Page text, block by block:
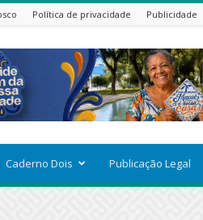
Política de privacidade Publicidade
Caderno Dois Publicação Legal